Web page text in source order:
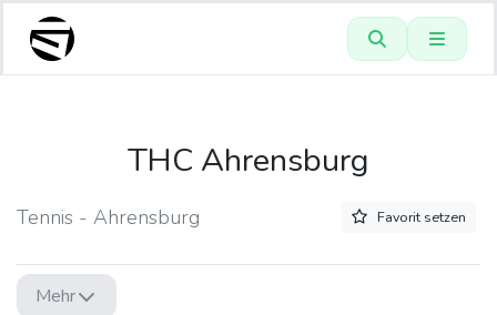
THC Ahrensburg
Tennis - Ahrensburg Favorit setzen
Mehr